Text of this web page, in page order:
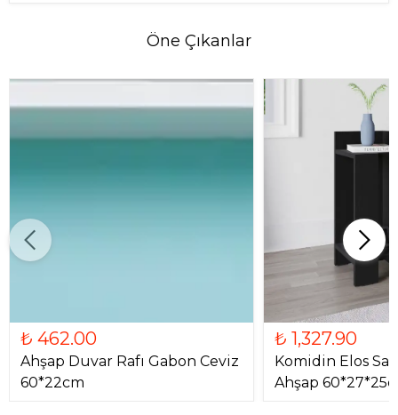
Öne Çıkanlar
₺ 462.00
Ahşap Duvar Rafı Gabon Ceviz
60*22cm
₺ 1,327.90
Komidin Elos
Ahşap